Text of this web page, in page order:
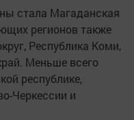
стала Магаданская
регионов также
Республика Коми,
Меньше всего
республике,
Черкессии и